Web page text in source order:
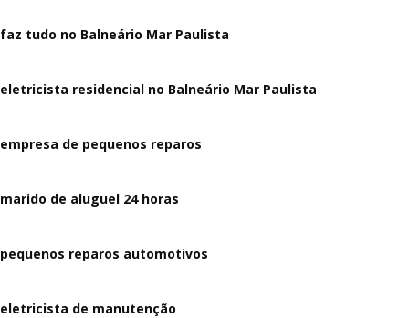
faz tudo no Balneário Mar Paulista
eletricista residencial no Balneário Mar Paulista
empresa de pequenos reparos
marido de aluguel 24 horas
pequenos reparos automotivos
eletricista de manutenção